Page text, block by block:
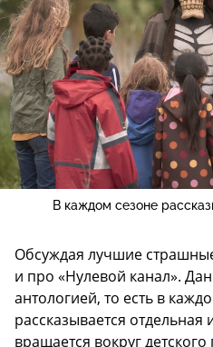
В каждом сезоне
Обсуждая лучшие
и про «Нулевой канал».
антологией, то есть в
рассказывается
вращается вокруг